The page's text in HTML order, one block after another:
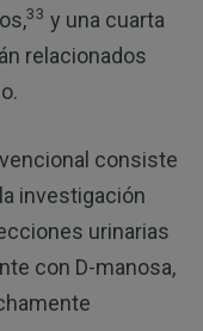
33 y una cuarta
relacionados
consiste
investigación
urinarias
con D-manosa,